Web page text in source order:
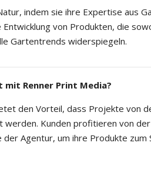
indem sie ihre Expertise aus
von Produkten, die
Gartentrends widerspiegeln.
Renner Print Media?
den Vorteil, dass Projekte von
Kunden profitieren von
Agentur, um ihre Produkte zum